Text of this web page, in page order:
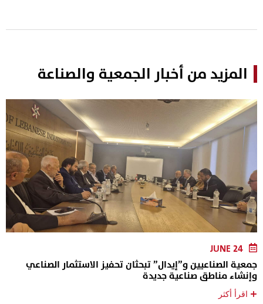
المزيد من أخبار الجمعية والصناعة
JUNE 24
جمعية الصناعيين و”إيدال” تبحثان تحفيز الاستثمار الصناعي
وإنشاء مناطق صناعية جديدة
+ اقرأ أكثر